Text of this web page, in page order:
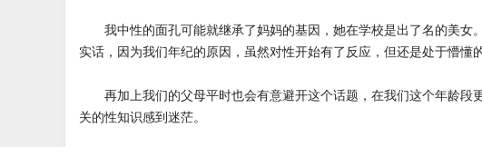
我中性的面孔可能就继承了妈妈的基因，她在学校是出了名的美女
实话，因为我们年纪的原因，虽然对性开始有了反应，但还是处于懵懂的
再加上我们的父母平时也会有意避开这个话题，在我们这个年龄段
关的性知识感到迷茫。